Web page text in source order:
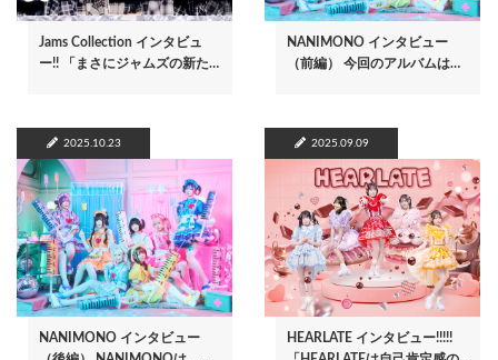
Jams Collection インタビュ
ー!! 「まさにジャムズの新た…
NANIMONO インタビュー
（前編） 今回のアルバムは…
2025.10.23
NANIMONO インタビュー
2025.09.09
HEARLATE インタビュー!!!!!